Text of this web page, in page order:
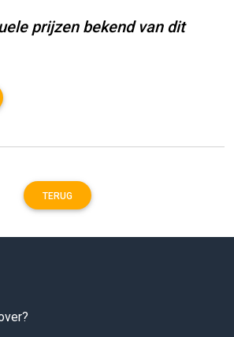
prijzen bekend van dit
TERUG